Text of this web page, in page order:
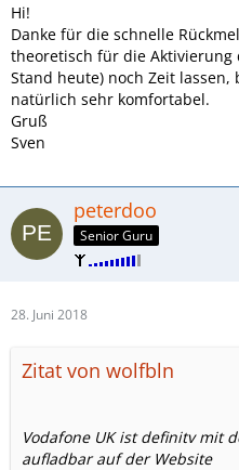
Hi!
Danke für die schnelle
theoretisch für die Aktivierung
Stand heute) noch Zeit lassen,
natürlich sehr komfortabel.
Gruß
Sven
peterdoo
Senior Guru
28. Juni 2018
Zitat von wolfbln
Vodafone UK ist definitv mit
aufladbar auf der Website